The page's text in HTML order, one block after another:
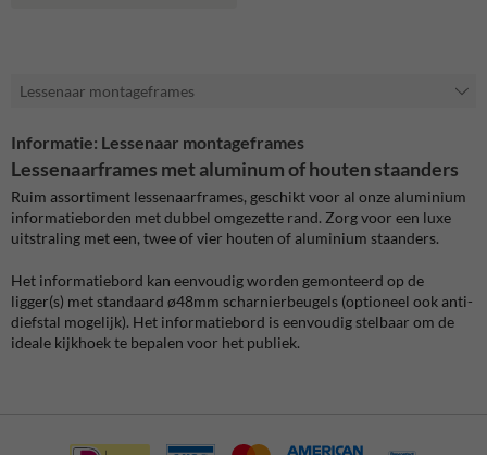
Lessenaar montageframes
Informatie: Lessenaar montageframes
Lessenaarframes met aluminum of houten staanders
Ruim assortiment lessenaarframes, geschikt voor al onze aluminium
informatieborden met dubbel omgezette rand. Zorg voor een luxe
uitstraling met een, twee of vier houten of aluminium staanders.
Het informatiebord kan eenvoudig worden gemonteerd op de
ligger(s) met standaard ø48mm scharnierbeugels (optioneel ook anti-
diefstal mogelijk). Het informatiebord is eenvoudig stelbaar om de
ideale kijkhoek te bepalen voor het publiek.